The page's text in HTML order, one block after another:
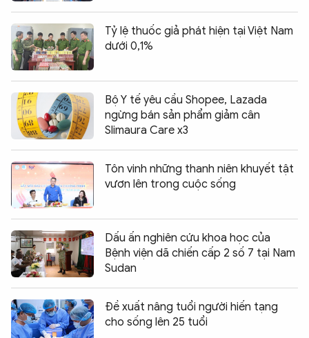
Tỷ lệ thuốc giả phát hiện tại Việt Nam
dưới 0,1%
Bộ Y tế yêu cầu Shopee, Lazada
ngừng bán sản phẩm giảm cân
Slimaura Care x3
Tôn vinh những thanh niên khuyết tật
vươn lên trong cuộc sống
Dấu ấn nghiên cứu khoa học của
Bệnh viện dã chiến cấp 2 số 7 tại Nam
Sudan
Đề xuất nâng tuổi người hiến tạng
cho sống lên 25 tuổi